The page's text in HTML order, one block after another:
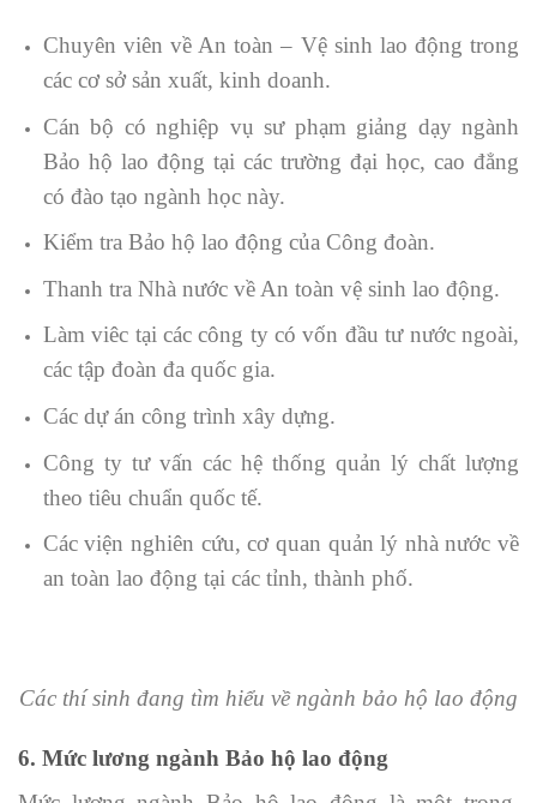
Chuyên viên về An toàn – Vệ sinh lao động trong
các cơ sở sản xuất, kinh doanh.
Cán bộ có nghiệp vụ sư phạm giảng dạy ngành
Bảo hộ lao động tại các trường đại học, cao đẳng
có đào tạo ngành học này.
Kiểm tra Bảo hộ lao động của Công đoàn.
Thanh tra Nhà nước về An toàn vệ sinh lao động.
Làm viêc tại các công ty có vốn đầu tư nước ngoài,
các tập đoàn đa quốc gia.
Các dự án công trình xây dựng.
Công ty tư vấn các hệ thống quản lý chất lượng
theo tiêu chuẩn quốc tế.
Các viện nghiên cứu, cơ quan quản lý nhà nước về
an toàn lao động tại các tỉnh, thành phố.
Các thí sinh đang tìm hiểu về ngành bảo hộ lao động
6. Mức lương ngành Bảo hộ lao động